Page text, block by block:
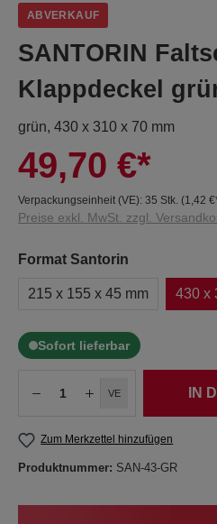
ABVERKAUF
SANTORIN
Klappdeckel
grün, 430 x 310 x 70 mm
49,70 €*
Verpackungseinheit (VE): 35 Stk. (1,42 €
Preise exkl. MwSt. zzgl.
Format Santorin
215 x 155 x 45 mm 430 x
Sofort lieferbar
VE IN
Zum Merkzettel hinzufügen
Produktnummer: SAN-43-GR